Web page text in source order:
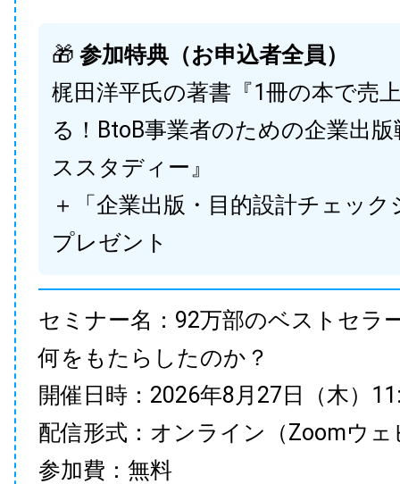
🎁 参加特典（お申込者全員）
梶田洋平氏の著書『1冊の本で売
る！BtoB事業者のための企業出
ススタディー』
＋「企業出版・目的設計チェック
プレゼント
セミナー名：92万部のベストセラ
何をもたらしたのか？
開催日時：2026年8月27日（木）
配信形式：オンライン（Zoomウェ
参加費：無料